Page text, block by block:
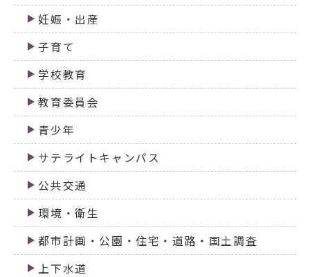
妊娠・出産
子育て
学校教育
教育委員会
青少年
サテライトキャンパス
公共交通
環境・衛生
都市計画・公園・住宅・道路・国土調査
上下水道